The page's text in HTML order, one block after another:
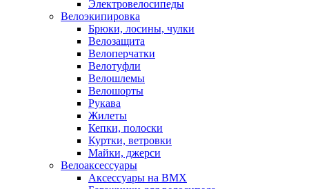
Электровелосипеды
Велоэкипировка
Брюки, лосины, чулки
Велозащита
Велоперчатки
Велотуфли
Велошлемы
Велошорты
Рукава
Жилеты
Кепки, полоски
Куртки, ветровки
Майки, джерси
Велоаксессуары
Аксессуары на BMX